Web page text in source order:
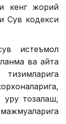
кенг жорий
Сув кодекси
истеъмол
ва қайта
тозалаш,